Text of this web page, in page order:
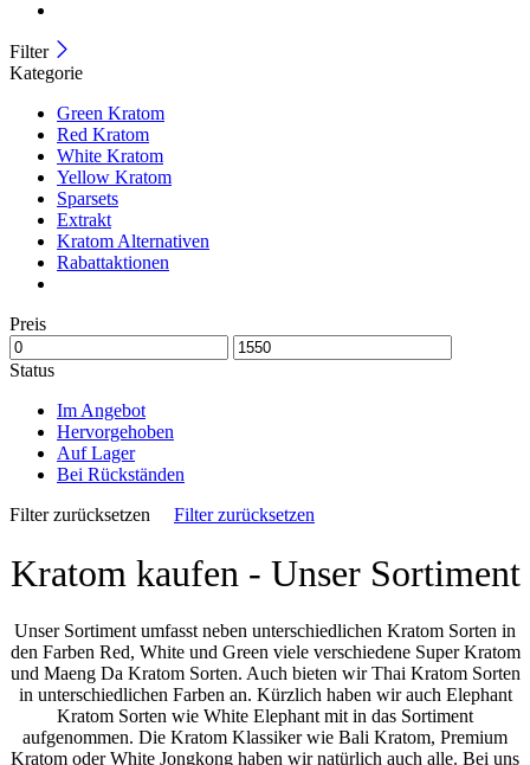
Filter
Kategorie
Green Kratom
Red Kratom
White Kratom
Yellow Kratom
Sparsets
Extrakt
Kratom Alternativen
Rabattaktionen
Preis
Status
Im Angebot
Hervorgehoben
Auf Lager
Bei Rückständen
Filter zurücksetzen
Filter zurücksetzen
Kratom kaufen - Unser Sortiment
Unser Sortiment umfasst neben unterschiedlichen Kratom Sorten in
den Farben Red, White und Green viele verschiedene Super Kratom
und Maeng Da KratomSorten. Auch bieten wirThai KratomSorten
in unterschiedlichen Farben an. Kürzlich haben wir auch Elephant
Kratom Sorten wie White Elephant mit in das Sortiment
aufgenommen. Die Kratom Klassiker wie Bali Kratom, Premium
Kratom oderWhite Jongkong haben wir natürlich auch alle. Bei uns